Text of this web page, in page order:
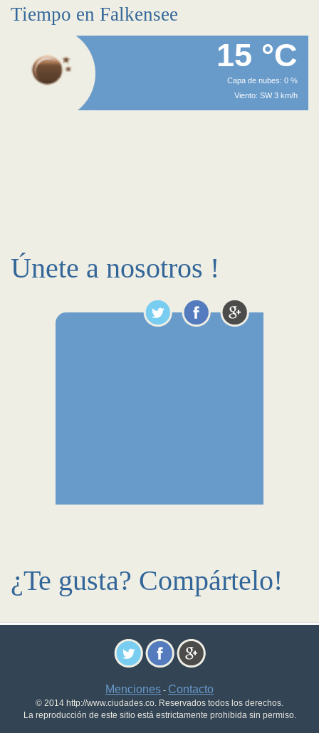
Tiempo en Falkensee
15 °C
Capa de nubes: 0 %
Viento: SW 3 km/h
Únete a nosotros !
¿Te gusta? Compártelo!
Menciones - Contacto
© 2014 http://www.ciudades.co. Reservados todos los derechos.
La reproducción de este sitio está estrictamente prohibida sin permiso.